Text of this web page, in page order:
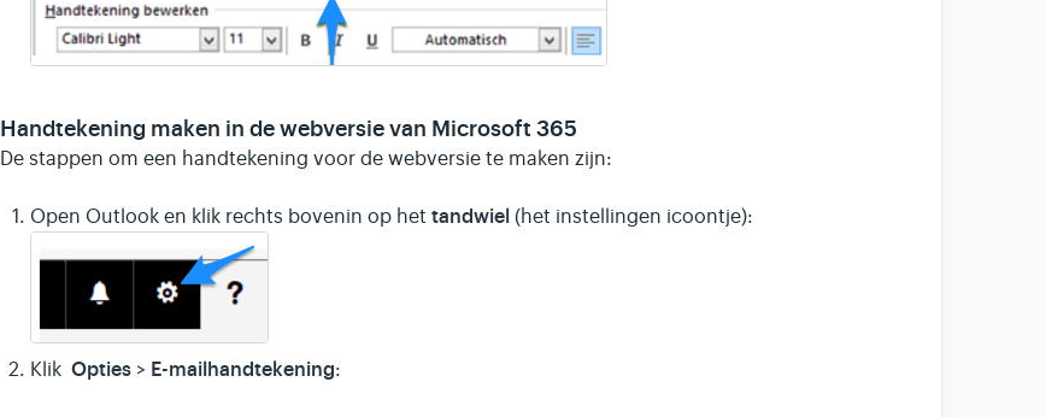
Handtekening maken in de webversie van Microsoft 365
De stappen om een handtekening voor de webversie te maken zijn:
Open Outlook en klik rechts bovenin op het tandwiel (het instellingen icoontje):
Klik Opties > E-mailhandtekening: